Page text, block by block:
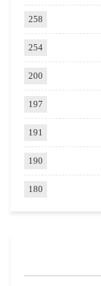
258
254
200
197
191
190
180